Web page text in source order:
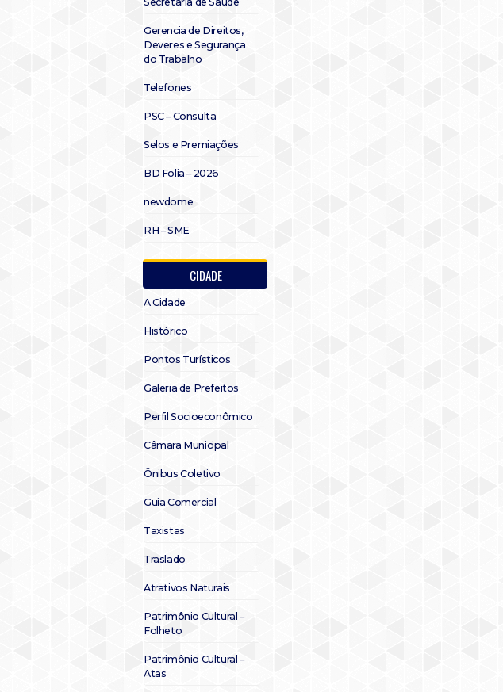
Gerencia de Direitos,
Deveres e Segurança
do Trabalho
Telefones
PSC – Consulta
Selos e Premiações
BD Folia – 2026
newdome
RH – SME
CIDADE
A Cidade
Histórico
Pontos Turísticos
Galeria de Prefeitos
Perfil Socioeconômico
Câmara Municipal
Ônibus Coletivo
Guia Comercial
Taxistas
Traslado
Atrativos Naturais
Patrimônio Cultural –
Folheto
Patrimônio Cultural –
Atas